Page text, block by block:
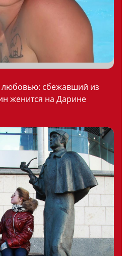
любовью: сбежавший из
женится на Дарине